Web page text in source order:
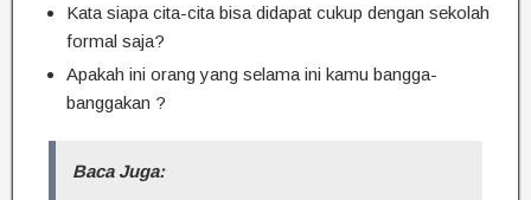
Kata siapa cita-cita bisa didapat cukup dengan sekolah
formal saja?
Apakah ini orang yang selama ini kamu bangga-
banggakan ?
Baca Juga: